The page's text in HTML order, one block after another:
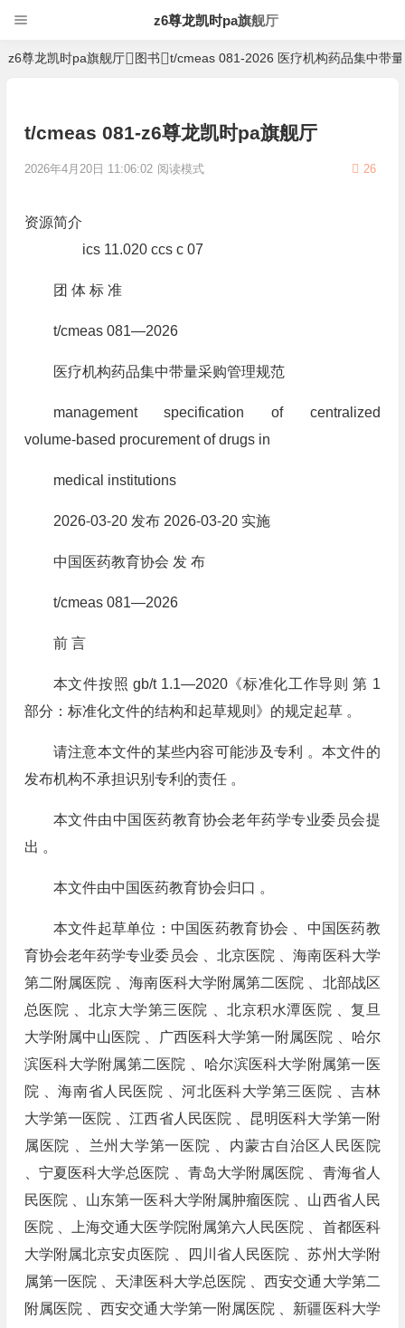
z6尊龙凯时pa旗舰厅
z6尊龙凯时pa旗舰厅 图书 t/cmeas 081-2026 医疗机构药品集中带
t/cmeas 081-z6尊龙凯时pa旗舰厅
2026年4月20日 11:06:02 26
阅读模式
资源简介
ics 11.020 ccs c 07
团 体 标 准
t/cmeas 081—2026
医疗机构药品集中带量采购管理规范
management specification of centralized
volume⁃based procurement of drugs in
medical institutions
2026⁃03⁃20 发布 2026⁃03⁃20 实施
中国医药教育协会 发 布
t/cmeas 081—2026
前 言
本文件按照 gb/t 1.1—2020《标准化工作导则 第 1
部分：标准化文件的结构和起草规则》的规定起草 。
请注意本文件的某些内容可能涉及专利 。本文件的
发布机构不承担识别专利的责任 。
本文件由中国医药教育协会老年药学专业委员会提
出 。
本文件由中国医药教育协会归口 。
本文件起草单位：中国医药教育协会 、中国医药教
育协会老年药学专业委员会 、北京医院 、海南医科大学
第二附属医院 、海南医科大学附属第二医院 、北部战区
总医院 、北京大学第三医院 、北京积水潭医院 、复旦
大学附属中山医院 、广西医科大学第一附属医院 、哈尔
滨医科大学附属第二医院 、哈尔滨医科大学附属第一医
院 、海南省人民医院 、河北医科大学第三医院 、吉林
大学第一医院 、江西省人民医院 、昆明医科大学第一附
属医院 、兰州大学第一医院 、内蒙古自治区人民医院
、宁夏医科大学总医院 、青岛大学附属医院 、青海省人
民医院 、山东第一医科大学附属肿瘤医院 、山西省人民
医院 、上海交通大医学院附属第六人民医院 、首都医科
大学附属北京安贞医院 、四川省人民医院 、苏州大学附
属第一医院 、天津医科大学总医院 、西安交通大学第二
附属医院 、西安交通大学第一附属医院 、新疆医科大学